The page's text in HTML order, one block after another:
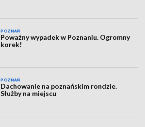
POZNAŃ
Poważny wypadek w Poznaniu. Ogromny
korek!
POZNAŃ
Dachowanie na poznańskim rondzie.
Służby na miejscu